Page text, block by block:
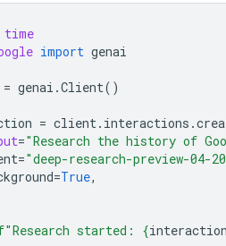
time
import genai
= genai .Client()
= client. interactions .
="Research the history of
="deep-research-preview-04-
=True,
"Research started: {interaction